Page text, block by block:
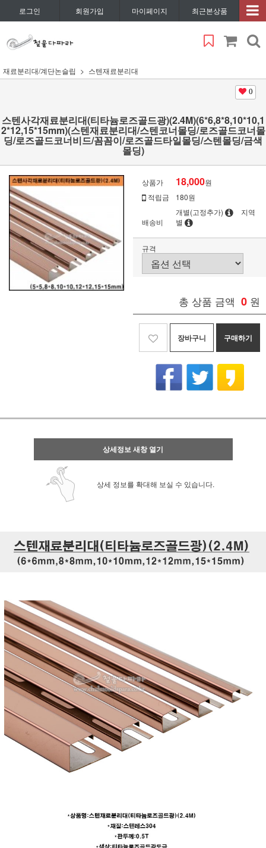
로그인 회원가입 마이페이지 최근본상품
재료분리대/계단논슬립 스텐재료분리대
0
스텐사각재료분리대(티타늄로즈골드광)(2.4M)(6*6,8*8,10*10,1
2*12,15*15mm)(스텐재료분리대/스텐코너몰딩/로즈골드코너몰
딩/로즈골드코너비드/꼼꼼이/로즈골드타일몰딩/스텐몰딩/금색
몰딩)
상품가 18,000원
적립금
180원
배송비
개별(고정추가)
지역
별
규격
총 상품 금액 0 원
장바구니 구매하기
상세정보 새창 열기
상세 정보를 확대해 보실 수 있습니다.